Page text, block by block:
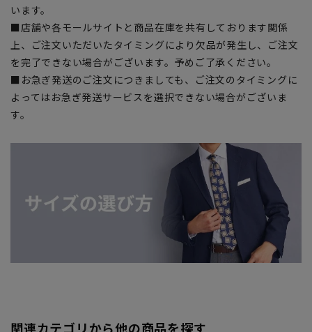
います。
■店舗や各モールサイトと商品在庫を共有しております関係
上、ご注文いただいたタイミングにより欠品が発生し、ご注文
を完了できない場合がございます。予めご了承ください。
■お急ぎ発送のご注文につきましても、ご注文のタイミングに
よってはお急ぎ発送サービスを選択できない場合がございま
す。
関連カテゴリから他の商品を探す